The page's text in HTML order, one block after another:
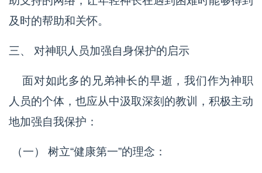
及时的帮助和关怀。
三、 对神职人员加强自身保护的启示
面对如此多的兄弟神长的早逝，我们作为神职
人员的个体，也应从中汲取深刻的教训，积极主动
地加强自我保护：
（一） 树立“健康第一”的理念：